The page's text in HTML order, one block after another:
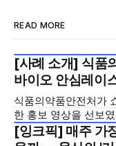
READ MORE
2026년 7월 5주
[사례 소개] 식품
바이오 안심레이
식품의약품안전처가
한 홍보 영상을 선보였습니다. 이번 영상은
기간을 기존 420일에
고 친근하게 알리기
2026년 7월 5주
[잉크픽] 매주 가